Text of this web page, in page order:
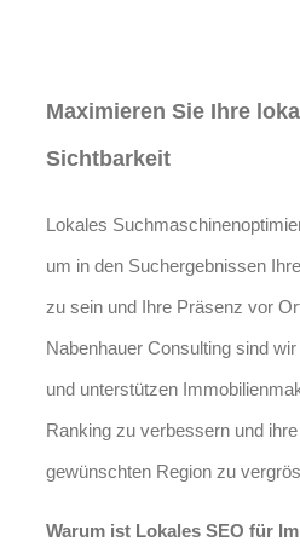
Maximieren Sie Ihre
Sichtbarkeit
Lokales
um in den Suchergebnissen
zu sein und Ihre Präsenz vor
Nabenhauer Consulting sind
und unterstützen
Ranking zu verbessern und
gewünschten Region zu
Warum ist Lokales SEO für